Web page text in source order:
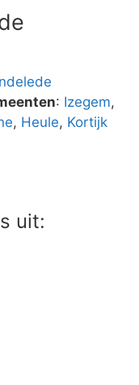
: Izegem,
, Heule, Kortijk
uit: